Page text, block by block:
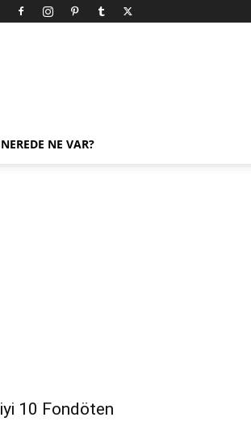
NEREDE NE VAR?
10 Fondöten